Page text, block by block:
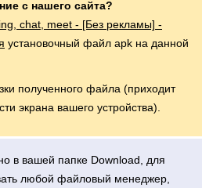
с нашего сайта?
chat, meet - [Без рекламы] -
установочный файл apk на данной
полученного файла (приходит
экрана вашего устройства).
в вашей папке Download, для
любой файловый менеджер,